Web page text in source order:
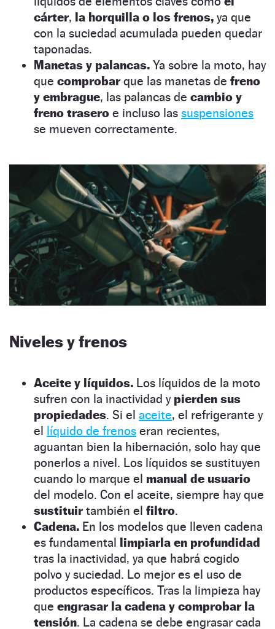
cárter, la horquilla o los frenos, ya que
con la suciedad acumulada pueden quedar
taponadas.
Manetas y palancas. Ya sobre la moto, hay
que comprobarque las manetas de freno
y embrague, las palancas de cambio y
freno trasero e incluso las suspensiones
se mueven correctamente.
Niveles y frenos
Aceite y líquidos. Los líquidos de la moto
sufren con la inactividad y pierden sus
propiedades. Si el aceite, el refrigerante y
el líquido de frenos eran recientes,
aguantan bien la hibernación, solo hay que
ponerlos a nivel. Los líquidos se sustituyen
cuando lo marque el manual de usuario
del modelo. Con el aceite, siempre hay que
sustituirtambién el filtro.
Cadena. En los modelos que lleven cadena
es fundamental limpiarla en profundidad
tras la inactividad, ya que habrá cogido
polvo y suciedad. Lo mejor es el uso de
productos específicos. Tras la limpieza hay
que engrasar la cadena y comprobar la
tensión. La cadena se debe engrasar cada